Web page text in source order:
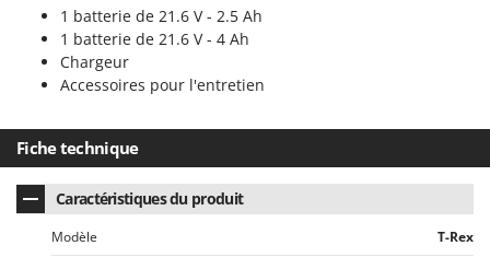
Ryobi
S.T.P.
Sbaraglia
Schnitzer
Seven Italy
Shark
1 batterie de 21.6 V - 2.5 Ah
1 batterie de 21.6 V - 4 Ah
Chargeur
Accessoires pour l'entretien
Fiche technique
Caractéristiques du produit
Modèle T-Rex